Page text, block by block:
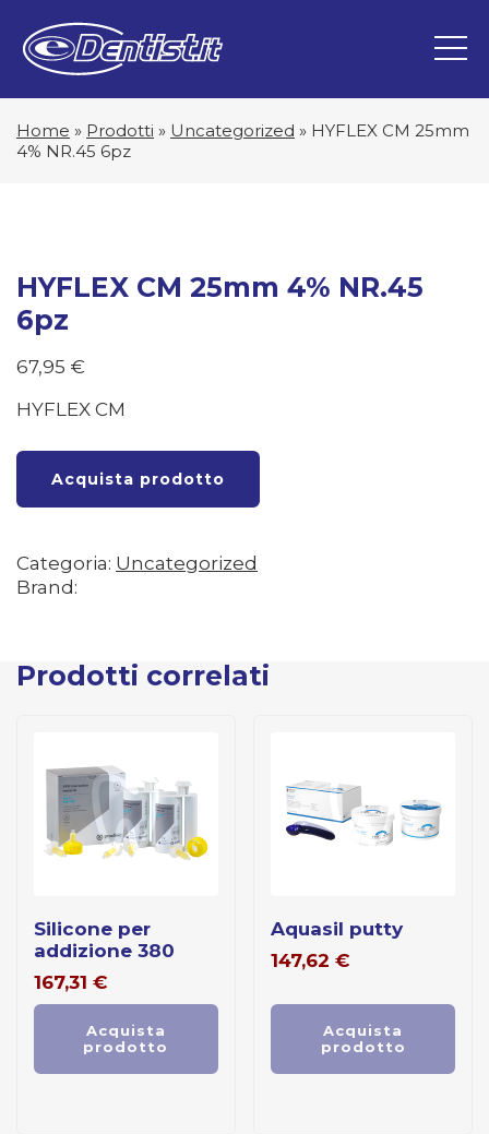
Home » Prodotti » Uncategorized » HYFLEX CM 25mm
4% NR.45 6pz
HYFLEX CM 25mm 4% NR.45
6pz
67,95 €
HYFLEX CM
Acquista prodotto
Categoria: Uncategorized
Brand:
Prodotti correlati
silicone per
addizione 380
167,31 €
Acquista
prodotto
aquasil putty
147,62 €
Acquista
prodotto